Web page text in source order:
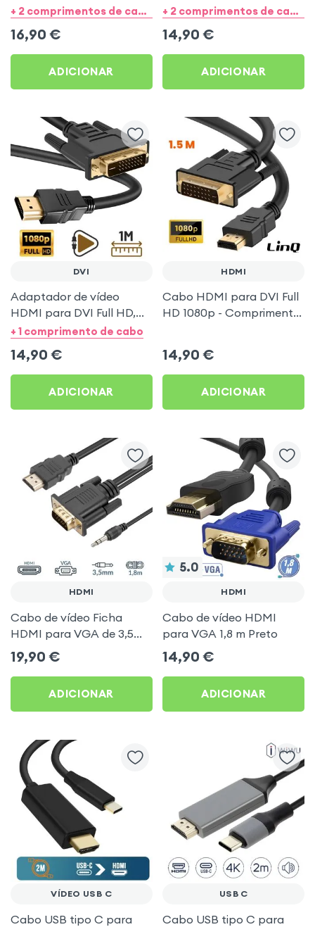
3m Preto
+ 2 comprimentos de cabos
16,90 €
ADICIONAR
1m Preto
+ 2 comprimentos de cabos
14,90 €
ADICIONAR
DVI
Adaptador de vídeo
HDMI para DVI Full HD,
1m Preto
+ 1 comprimento de cabo
14,90 €
ADICIONAR
HDMI
Cabo HDMI para DVI Full
HD 1080p - Comprimento
14,90 €
ADICIONAR
HDMI
Cabo de vídeo Ficha
HDMI para VGA de 3,5
mm, 1,8 m Preto
19,90 €
ADICIONAR
5.0
HDMI
Cabo de vídeo HDMI
para VGA 1,8 m Preto
14,90 €
ADICIONAR
VÍDEO USB C
Cabo USB tipo C para
USB C
Cabo USB tipo C para